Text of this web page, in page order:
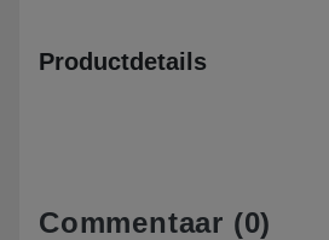
Productdetails
Commentaar (0)